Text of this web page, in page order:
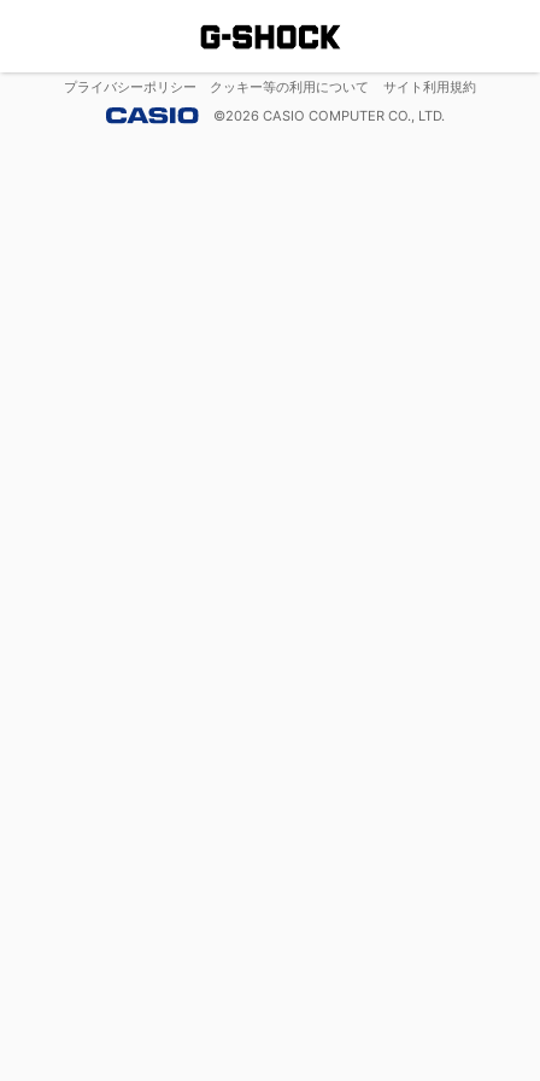
プライバシーポリシー クッキー等の利用について
サイト利用規約
©2026 CASIO COMPUTER CO., LTD.